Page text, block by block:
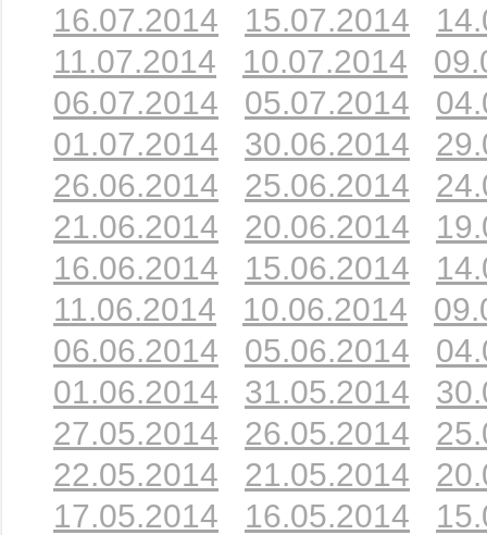
16.07.2014
15.07.2014
11.07.2014
10.07.2014
06.07.2014
05.07.2014
01.07.2014
30.06.2014
26.06.2014
25.06.2014
21.06.2014
20.06.2014
16.06.2014
15.06.2014
11.06.2014
10.06.2014
06.06.2014
05.06.2014
01.06.2014
31.05.2014
27.05.2014
26.05.2014
22.05.2014
21.05.2014
17.05.2014
16.05.2014